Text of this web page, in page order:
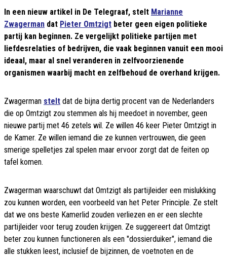
In een nieuw artikel in De Telegraaf, stelt Marianne
Zwagerman dat Pieter Omtzigt beter geen eigen politieke
partij kan beginnen. Ze vergelijkt politieke partijen met
liefdesrelaties of bedrijven, die vaak beginnen vanuit een mooi
ideaal, maar al snel veranderen in zelfvoorzienende
organismen waarbij macht en zelfbehoud de overhand krijgen.
Zwagerman stelt dat de bijna dertig procent van de Nederlanders
die op Omtzigt zou stemmen als hij meedoet in november, geen
nieuwe partij met 46 zetels wil. Ze willen 46 keer Pieter Omtzigt in
de Kamer. Ze willen iemand die ze kunnen vertrouwen, die geen
smerige spelletjes zal spelen maar ervoor zorgt dat de feiten op
tafel komen.
Zwagerman waarschuwt dat Omtzigt als partijleider een mislukking
zou kunnen worden, een voorbeeld van het Peter Principle. Ze stelt
dat we ons beste Kamerlid zouden verliezen en er een slechte
partijleider voor terug zouden krijgen. Ze suggereert dat Omtzigt
beter zou kunnen functioneren als een "dossierduiker", iemand die
alle stukken leest, inclusief de bijzinnen, de voetnoten en de